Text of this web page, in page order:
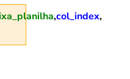
,col_index,